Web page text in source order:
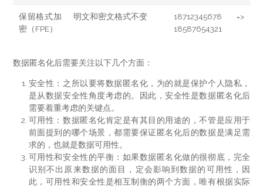
保留格式加
密（FPE）
明文和密文格式不变
18712345678 =>
18587654321
数据匿名化后需要关注以下几个方面：
安全性：之所以要将数据匿名化，为的就是保护个人隐私，
是从数据安全性角度考虑的。因此，安全性是数据匿名化后
需要着重考虑的关键点。
可用性：数据匿名化肯定是有其目的用途的，不管是应用于
前面提到的哪个场景，都需要保证匿名化后的数据是满足需
求的，也就是数据可用性。
可用性和安全性的平衡：如果数据匿名化做的很彻底，完全
识别不出原来数据的面目，定会影响到数据的可用性，因
此，可用性和安全性是相互制衡的两个方面，唯有根据实际